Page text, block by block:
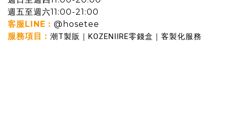
週五至週六11:00-21:00
客服LINE : @hosetee
服務項目 : 潮T製販｜KOZENIIRE零錢盒｜客製化服務